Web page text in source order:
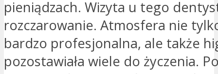
pieniądzach. Wizyta u tego
rozczarowanie. Atmosfera nie
bardzo profesjonalna, ale także
pozostawiała wiele do życzenia.